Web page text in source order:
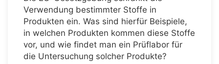
Verwendung bestimmter Stoffe in
Produkten ein. Was sind hierfür Beispiele,
in welchen Produkten kommen diese Stoffe
vor, und wie findet man ein Prüflabor für
die Untersuchung solcher Produkte?